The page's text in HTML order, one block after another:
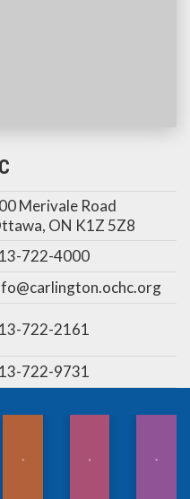
Merivale Road
ON K1Z 5Z8
722-4000
722-2161
722-9731